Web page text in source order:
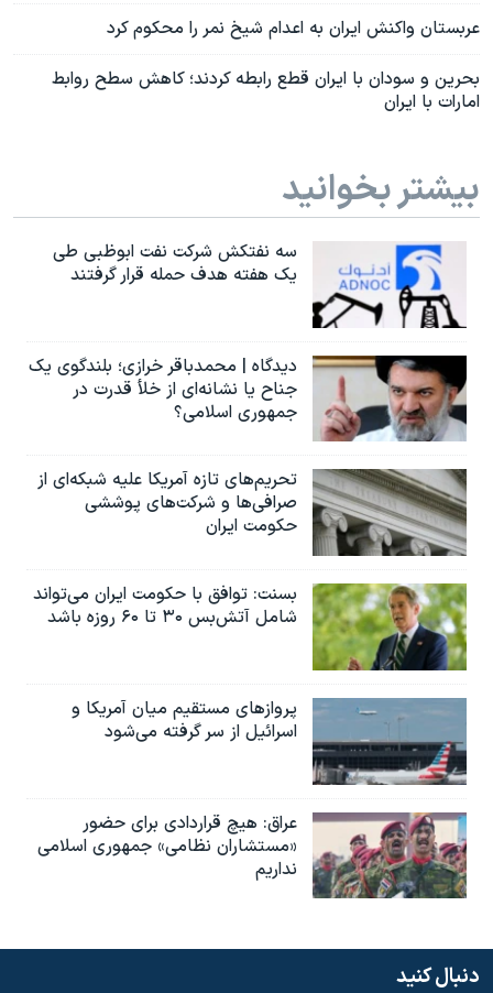
عربستان واکنش ایران به اعدام شیخ نمر را محکوم کرد
بحرین و سودان با ایران قطع رابطه کردند؛ کاهش سطح روابط
امارات با ایران
بیشتر بخوانید
سه نفتکش شرکت نفت ابوظبی طی
یک هفته هدف حمله قرار گرفتند
دیدگاه | محمدباقر خرازی؛ بلندگوی یک
جناح یا نشانه‌ای از خلأ قدرت در
جمهوری اسلامی؟
تحریم‌های تازه آمریکا علیه شبکه‌ای از
صرافی‌ها و شرکت‌های پوششی
حکومت ایران
بسنت: توافق با حکومت ایران می‌تواند
شامل آتش‌بس ۳۰ تا ۶۰ روزه باشد
پروازهای مستقیم میان آمریکا و
اسرائیل از سر گرفته می‌شود
عراق: هیچ قراردادی برای حضور
«مستشاران نظامی» جمهوری اسلامی
نداریم
دنبال کنید